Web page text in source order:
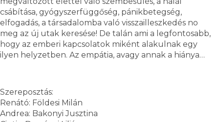
csábítása, gyógyszerfüggőség, pánikbetegség,
elfogadás, a társadalomba való visszailleszkedés no
meg az új utak keresése! De talán ami a legfontosabb,
hogy az emberi kapcsolatok miként alakulnak egy
ilyen helyzetben. Az empátia, avagy annak a hiánya…
Szereposztás:
Renátó: Földesi Milán
Andrea: Bakonyi Jusztina